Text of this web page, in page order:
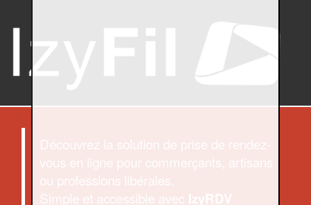
Découvrez la solution de prise de rendez-
vous en ligne pour commerçants, artisans
ou professions libérales.
Simple et accessible avec IzyRDV